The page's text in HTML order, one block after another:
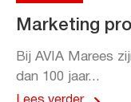
Marketing
Bij AVIA Marees
dan 100 jaar...